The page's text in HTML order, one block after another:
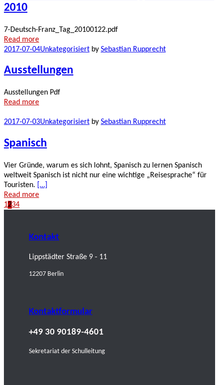
2010
7-Deutsch-Franz_Tag_20100122.pdf
Read more
2017-07-04Unkategorisiert by Sebastian Rupprecht
Ausstellungen
Ausstellungen Pdf
Read more
2017-07-03Unkategorisiert by Sebastian Rupprecht
Spanisch
Vier Gründe, warum es sich lohnt, Spanisch zu lernen Spanisch
weltweit Spanisch ist nicht nur eine wichtige „Reisesprache“ für
Touristen.
[…]
Read more
1234
Kontakt
Lippstädter Straße 9 - 11
12207 Berlin
Kontaktformular
+49 30 90189-4601
Sekretariat der Schulleitung